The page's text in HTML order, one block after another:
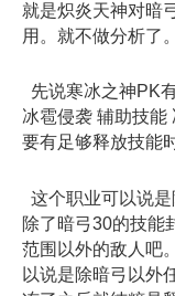
就是炽炎天神对暗
用。就不做分析了。
先说寒冰之神PK
冰雹侵袭 辅助技能
要有足够释放技能
这个职业可以说
除了暗弓30的技能
范围以外的敌人吧
以说是除暗弓以外